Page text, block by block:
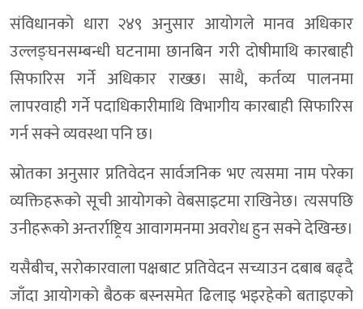
संविधानको धारा २४९ अनुसार आयोगले मानव अधिकार
उल्लङ्घनसम्बन्धी घटनामा छानबिन गरी दोषीमाथि कारबाही
सिफारिस गर्ने अधिकार राख्छ। साथै, कर्तव्य पालनमा
लापरवाही गर्ने पदाधिकारीमाथि विभागीय कारबाही सिफारिस
गर्न सक्ने व्यवस्था पनि छ।
स्रोतका अनुसार प्रतिवेदन सार्वजनिक भए त्यसमा नाम परेका
व्यक्तिहरूको सूची आयोगको वेबसाइटमा राखिनेछ। त्यसपछि
उनीहरूको अन्तर्राष्ट्रिय आवागमनमा अवरोध हुन सक्ने देखिन्छ।
यसैबीच, सरोकारवाला पक्षबाट प्रतिवेदन सच्याउन दबाब बढ्दै
जाँदा आयोगको बैठक बस्नसमेत ढिलाइ भइरहेको बताइएको